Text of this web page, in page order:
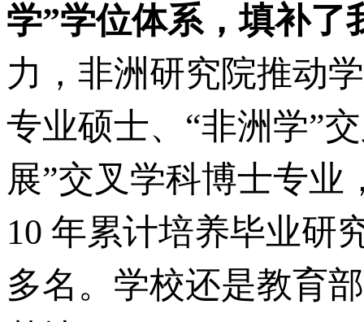
学”学位体系，填补了
力，非洲研究院推动
专业硕士、“非洲学”
展”交叉学科博士专
10 年累计培养毕业研
多名。学校还是教育